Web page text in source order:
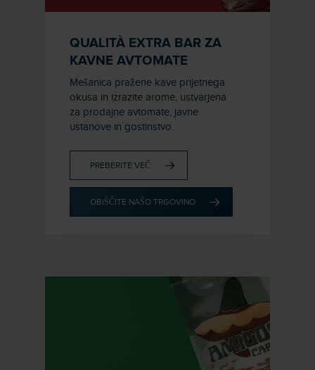
QUALITÀ EXTRA BAR ZA
KAVNE AVTOMATE
Mešanica pražene kave prijetnega
okusa in izrazite arome, ustvarjena
za prodajne avtomate, javne
ustanove in gostinstvo.
PREBERITE VEČ
OBIŠČITE NAŠO TRGOVINO